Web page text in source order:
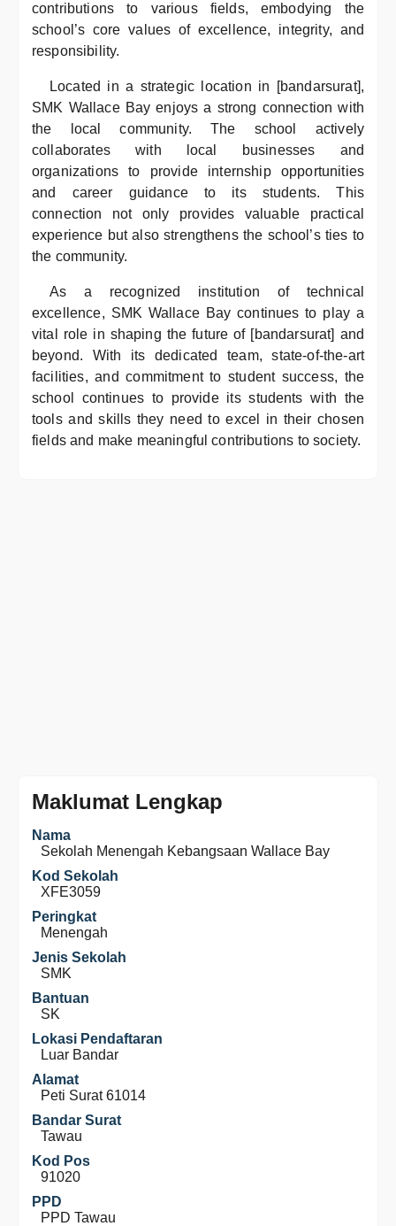
contributions to various fields, embodying the
school’s core values of excellence, integrity, and
responsibility.
Located in a strategic location in [bandarsurat],
SMK Wallace Bay enjoys a strong connection with
the local community. The school actively
collaborates with local businesses and
organizations to provide internship opportunities
and career guidance to its students. This
connection not only provides valuable practical
experience but also strengthens the school’s ties to
the community.
As a recognized institution of technical
excellence, SMK Wallace Bay continues to play a
vital role in shaping the future of [bandarsurat] and
beyond. With its dedicated team, state-of-the-art
facilities, and commitment to student success, the
school continues to provide its students with the
tools and skills they need to excel in their chosen
fields and make meaningful contributions to society.
Maklumat Lengkap
Nama
Sekolah Menengah Kebangsaan Wallace Bay
Kod Sekolah
XFE3059
Peringkat
Menengah
Jenis Sekolah
SMK
Bantuan
SK
Lokasi Pendaftaran
Luar Bandar
Alamat
Peti Surat 61014
Bandar Surat
Tawau
Kod Pos
91020
PPD
PPD Tawau